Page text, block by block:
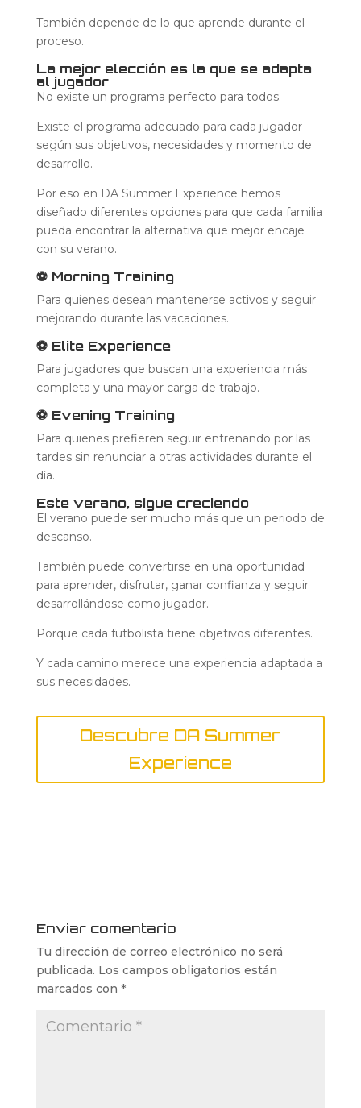
También depende de lo que aprende durante el
proceso.
La mejor elección es la que se adapta
al jugador
No existe un programa perfecto para todos.
Existe el programa adecuado para cada jugador
según sus objetivos, necesidades y momento de
desarrollo.
Por eso en DA Summer Experience hemos
diseñado diferentes opciones para que cada familia
pueda encontrar la alternativa que mejor encaje
con su verano.
⚽ Morning Training
Para quienes desean mantenerse activos y seguir
mejorando durante las vacaciones.
⚽ Elite Experience
Para jugadores que buscan una experiencia más
completa y una mayor carga de trabajo.
⚽ Evening Training
Para quienes prefieren seguir entrenando por las
tardes sin renunciar a otras actividades durante el
día.
Este verano, sigue creciendo
El verano puede ser mucho más que un periodo de
descanso.
También puede convertirse en una oportunidad
para aprender, disfrutar, ganar confianza y seguir
desarrollándose como jugador.
Porque cada futbolista tiene objetivos diferentes.
Y cada camino merece una experiencia adaptada a
sus necesidades.
Descubre DA Summer
Experience
Enviar comentario
Tu dirección de correo electrónico no será
publicada. Los campos obligatorios están
marcados con *